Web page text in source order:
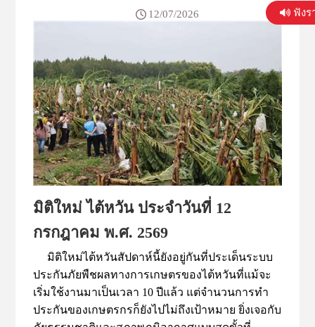
รุนแรงขึ้น ประกันภัยการเกษตรกลายเป็นเครื่องมือ
สำคัญในการช่วยลดความเสี่ยงให้เกษตรกรของ
อากาศ" (Weather Index Insurance) ซึ่งปัจจุบันคิดเป็น
มากกว่า 60% ของกรมธรรม์ประกันภัยการเกษตร
ทั้งหมด 44 ฉบับทั่วประเทศ ระบบนี้ใช้ข้อมูลจาก
สถานีตรวจวัดอากาศ เช่น ความเร็วลม ปริมาณน้ำ
ฝน และอุณหภูมิ เป็นเกณฑ์ในการจ่ายค่าสินไหม
ทำให้สามารถจ่ายเงินชดเชยได้อย่างรวดเร็วโดยไม่
ต้องส่งเจ้าหน้าที่ลงพื้นที่สำรวจความเสียหายของ
เกษตรกรแต่ละราย อย่างไรก็ตาม แม้ระบบดัง
กล่าวจะมีความโปร่งใสและมีมาตรฐาน แต่กลับยัง
เผชิญข้อจำกัดสำคัญจากลักษณะภูมิประเทศของ
ไต้หวันที่มีความแตกต่างกันในแต่ละพื้นที่ หรือที่
เรียกว่า "ไมโคร...
มิติใหม่ ไต้หวัน ประจำวันที่ 12
กรกฎาคม พ.ศ. 2569
มิติใหม่ไต้หวันสัปดาห์นี้ยังอยู่กันที่ประเด็นระบบ
ประกันภัยพืชผลทางการเกษตรของไต้หวันที่แม้จะ
เริ่มใช้งานมาเป็นเวลา 10 ปีแล้ว แต่จำนวนการทำ
ประกันของเกษตรกรก็ยังไปไม่ถึงเป้าหมาย ยิ่งเจอกับ
12/07/2026 ฟังร